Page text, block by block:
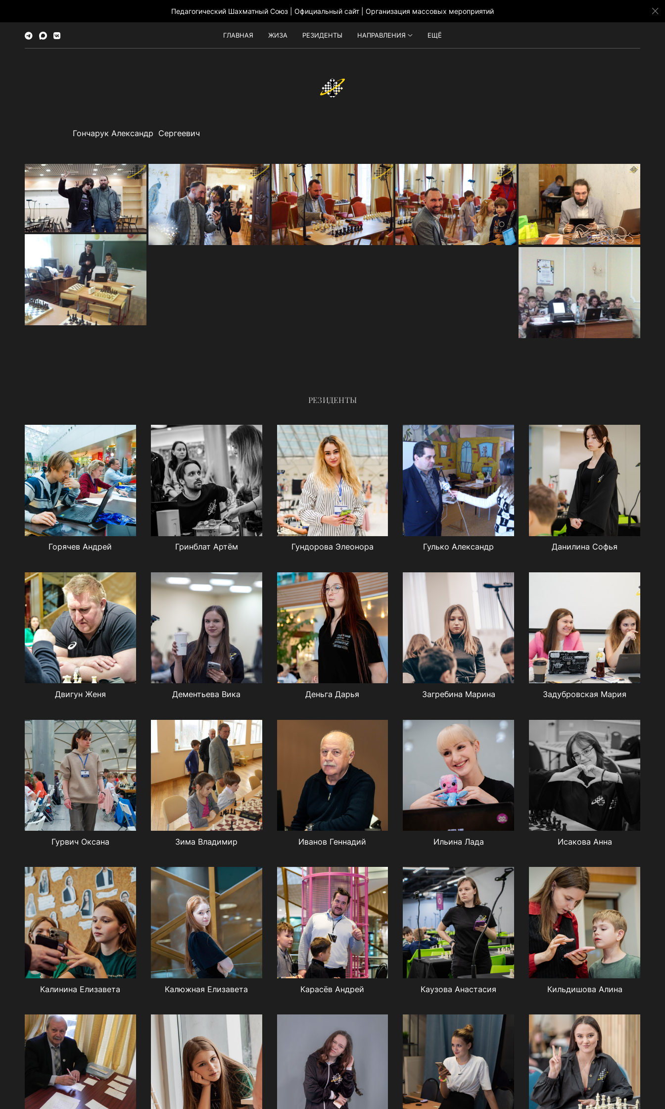
ГЛАВНАЯ ЖИЗА РЕЗИДЕНТЫ НАПРАВЛЕНИЯ ЕЩЁ
Гончарук Александр Сергеевич
РЕЗИДЕНТЫ
Горячев Андрей Гринблат Артём Гундорова Элеонора Гулько Александр Данилина Софья
Двигун Женя Дементьева Вика Деньга Дарья Загребина Марина Задубровская Мария
Гурвич Оксана Зима Владимир Иванов Геннадий Ильина Лада Исакова Анна
Калинина Елизавета Калюжная Елизавета Карасёв Андрей Каузова Анастасия Кильдишова Алина
Педагогический Шахматный Союз | Официальный сайт | Организация массовых мероприятий